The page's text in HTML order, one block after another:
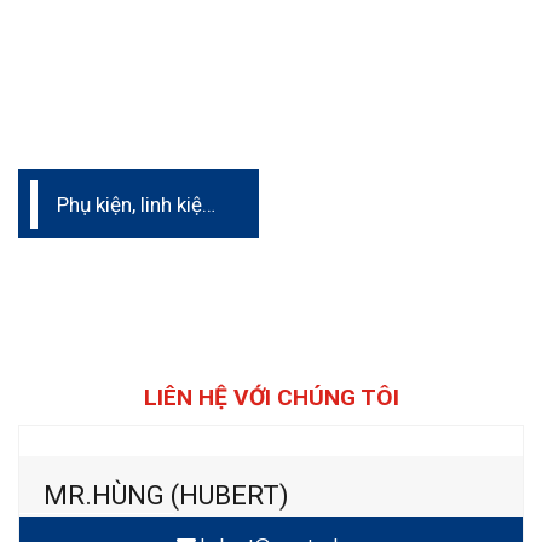
Phụ kiện, linh kiện
LIÊN HỆ VỚI CHÚNG TÔI
MR.HÙNG (HUBERT)